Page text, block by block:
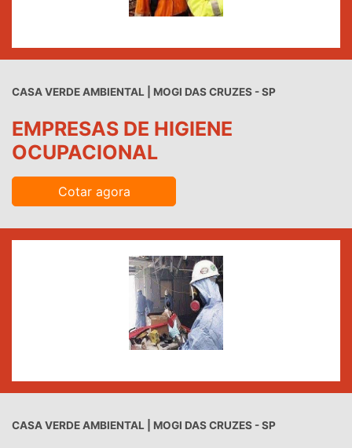
CASA VERDE AMBIENTAL | MOGI DAS CRUZES - SP
EMPRESAS DE HIGIENE
OCUPACIONAL
Cotar agora
CASA VERDE AMBIENTAL | MOGI DAS CRUZES - SP